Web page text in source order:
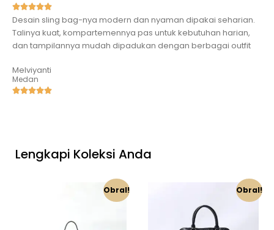
Desain sling bag-nya modern dan nyaman dipakai seharian.
Talinya kuat, kompartemennya pas untuk kebutuhan harian,
dan tampilannya mudah dipadukan dengan berbagai outfit
Melviyanti
Medan
Lengkapi Koleksi Anda
Obral! Obral!